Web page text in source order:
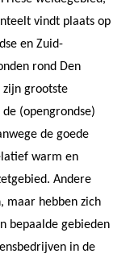
vindt plaats op
en Zuid-
rond Den
zijn grootste
(opengrondse)
de goede
warm en
Andere
maar hebben zich
bepaalde gebieden
in de